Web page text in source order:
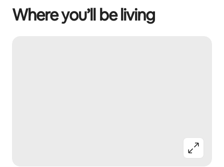
Where you’ll be living